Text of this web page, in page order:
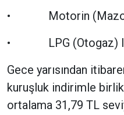
• Motorin (Mazot)
• LPG (Otogaz)
Gece yarısından
kuruşluk indirimle
ortalama 31,79 TL